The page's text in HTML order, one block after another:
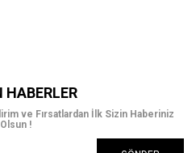
HABERLER
ve Fırsatlardan İlk Sizin Haberiniz
Olsun !